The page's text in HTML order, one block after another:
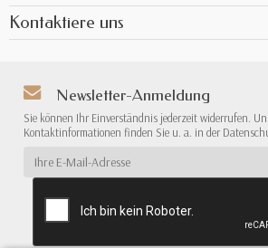
Kontaktiere uns
Newsletter-Anmeldung
Sie können Ihr Einverständnis jederzeit widerrufen.
Kontaktinformationen finden Sie u. a. in der